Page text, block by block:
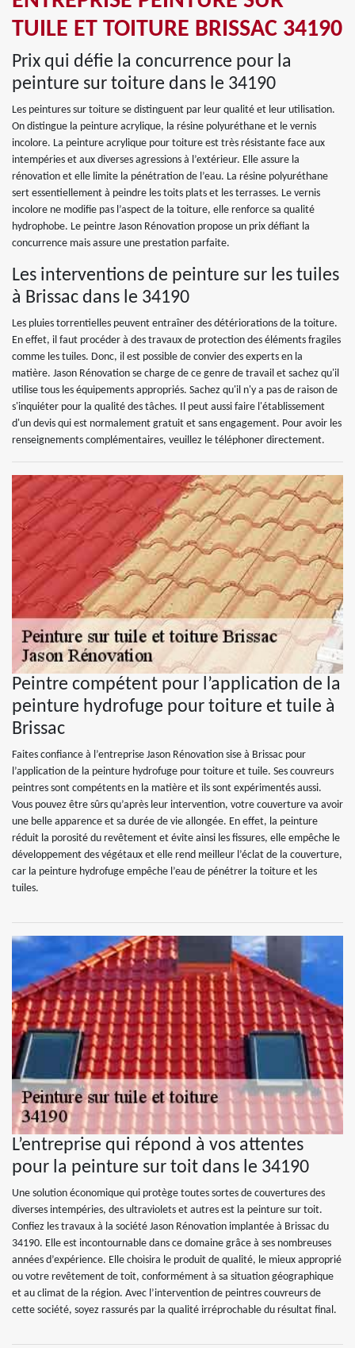
TUILE ET TOITURE BRISSAC 34190
Prix qui défie la concurrence pour la
peinture sur toiture dans le 34190
Les peintures sur toiture se distinguent par leur qualité et leur utilisation.
On distingue la peinture acrylique, la résine polyuréthane et le vernis
incolore. La peinture acrylique pour toiture est très résistante face aux
intempéries et aux diverses agressions à l’extérieur. Elle assure la
rénovation et elle limite la pénétration de l’eau. La résine polyuréthane
sert essentiellement à peindre les toits plats et les terrasses. Le vernis
incolore ne modifie pas l’aspect de la toiture, elle renforce sa qualité
hydrophobe. Le peintre Jason Rénovation propose un prix défiant la
concurrence mais assure une prestation parfaite.
Les interventions de peinture sur les tuiles
à Brissac dans le 34190
Les pluies torrentielles peuvent entraîner des détériorations de la toiture.
En effet, il faut procéder à des travaux de protection des éléments fragiles
comme les tuiles. Donc, il est possible de convier des experts en la
matière. Jason Rénovation se charge de ce genre de travail et sachez qu'il
utilise tous les équipements appropriés. Sachez qu'il n'y a pas de raison de
s'inquiéter pour la qualité des tâches. Il peut aussi faire l'établissement
d'un devis qui est normalement gratuit et sans engagement. Pour avoir les
renseignements complémentaires, veuillez le téléphoner directement.
Peintre compétent pour l’application de la
peinture hydrofuge pour toiture et tuile à
Brissac
Faites confiance à l’entreprise Jason Rénovation sise à Brissac pour
l’application de la peinture hydrofuge pour toiture et tuile. Ses couvreurs
peintres sont compétents en la matière et ils sont expérimentés aussi.
Vous pouvez être sûrs qu’après leur intervention, votre couverture va avoir
une belle apparence et sa durée de vie allongée. En effet, la peinture
réduit la porosité du revêtement et évite ainsi les fissures, elle empêche le
développement des végétaux et elle rend meilleur l’éclat de la couverture,
car la peinture hydrofuge empêche l’eau de pénétrer la toiture et les
tuiles.
L’entreprise qui répond à vos attentes
pour la peinture sur toit dans le 34190
Une solution économique qui protège toutes sortes de couvertures des
diverses intempéries, des ultraviolets et autres est la peinture sur toit.
Confiez les travaux à la société Jason Rénovation implantée à Brissac du
34190. Elle est incontournable dans ce domaine grâce à ses nombreuses
années d’expérience. Elle choisira le produit de qualité, le mieux approprié
ou votre revêtement de toit, conformément à sa situation géographique
et au climat de la région. Avec l’intervention de peintres couvreurs de
cette société, soyez rassurés par la qualité irréprochable du résultat final.